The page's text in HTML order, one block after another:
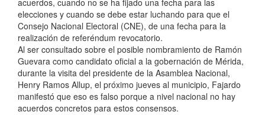
acuerdos, cuando no se ha fijado una fecha para las
elecciones y cuando se debe estar luchando para que el
Consejo Nacional Electoral (CNE), de una fecha para la
realización de referéndum revocatorio.
Al ser consultado sobre el posible nombramiento de Ramón
Guevara como candidato oficial a la gobernación de Mérida,
durante la visita del presidente de la Asamblea Nacional,
Henry Ramos Allup, el próximo jueves al municipio, Fajardo
manifestó que eso es falso porque a nivel nacional no hay
acuerdos concretos para estos consensos.